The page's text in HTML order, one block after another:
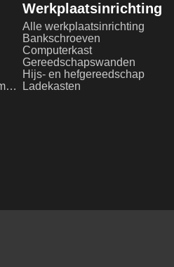
Elektrisch gereedschap metaalbewerking
Werkplaatsinrichting
Alle werkplaatsinrichting
Bankschroeven
Computerkast
Gereedschapswanden
Hijs- en hefgereedschap
Ladekasten